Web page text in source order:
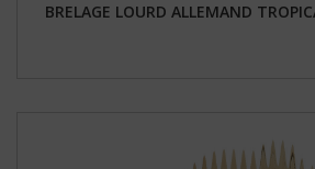
BRELAGE LOURD ALLEMAND